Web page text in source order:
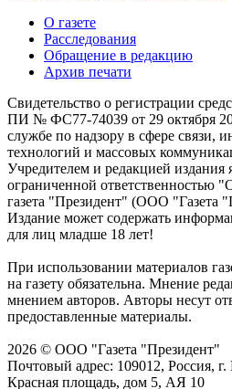
О газете
Расследования
Обращение в редакцию
Архив печати
Свидетельство о регистрации
ПИ № ФС77-74039 от 29 октября
службе по надзору в сфере связи,
технологий и массовых
Учредителем и редакцией издания
ограниченной ответственностью
газета "Президент" (ООО "Газета
Издание может содержать
для лиц младше 18 лет!
При использовании материалов
на газету обязательна. Мнение
мнением авторов. Авторы несут
предоставленные материалы.
2026 © ООО "Газета "Президент"
Почтовый адрес: 109012, Россия,
Красная площадь, дом 5, АЯ 10